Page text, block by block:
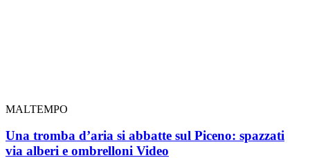
MALTEMPO
Una tromba d’aria si abbatte sul Piceno: spazzati
via alberi e ombrelloni Video